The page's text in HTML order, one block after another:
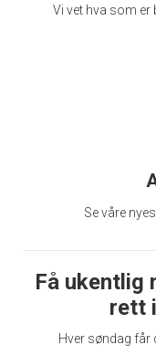
Vi vet hva som er
Se våre
Få ukentlig
rett
Hver søndag får